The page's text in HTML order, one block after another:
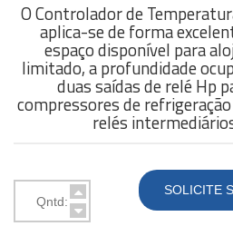
O Controlador de
aplica-se de forma
espaço disponível para
limitado, a profundidade
duas saídas de relé Hp
compressores de
relés
SOLICITE